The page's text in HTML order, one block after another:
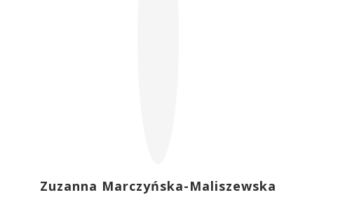
Zuzanna Marczyńska-Maliszewska